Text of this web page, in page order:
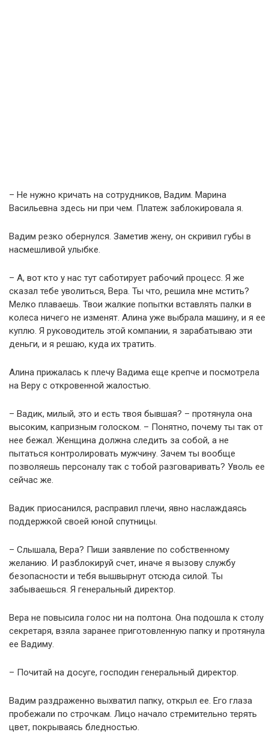
– Не нужно кричать на сотрудников, Вадим. Марина
Васильевна здесь ни при чем. Платеж заблокировала я.
Вадим резко обернулся. Заметив жену, он скривил губы в
насмешливой улыбке.
– А, вот кто у нас тут саботирует рабочий процесс. Я же
сказал тебе уволиться, Вера. Ты что, решила мне мстить?
Мелко плаваешь. Твои жалкие попытки вставлять палки в
колеса ничего не изменят. Алина уже выбрала машину, и я ее
куплю. Я руководитель этой компании, я зарабатываю эти
деньги, и я решаю, куда их тратить.
Алина прижалась к плечу Вадима еще крепче и посмотрела
на Веру с откровенной жалостью.
– Вадик, милый, это и есть твоя бывшая? – протянула она
высоким, капризным голоском. – Понятно, почему ты так от
нее бежал. Женщина должна следить за собой, а не
пытаться контролировать мужчину. Зачем ты вообще
позволяешь персоналу так с тобой разговаривать? Уволь ее
сейчас же.
Вадик приосанился, расправил плечи, явно наслаждаясь
поддержкой своей юной спутницы.
– Слышала, Вера? Пиши заявление по собственному
желанию. И разблокируй счет, иначе я вызову службу
безопасности и тебя вышвырнут отсюда силой. Ты
забываешься. Я генеральный директор.
Вера не повысила голос ни на полтона. Она подошла к столу
секретаря, взяла заранее приготовленную папку и протянула
ее Вадиму.
– Почитай на досуге, господин генеральный директор.
Вадим раздраженно выхватил папку, открыл ее. Его глаза
пробежали по строчкам. Лицо начало стремительно терять
цвет, покрываясь бледностью.